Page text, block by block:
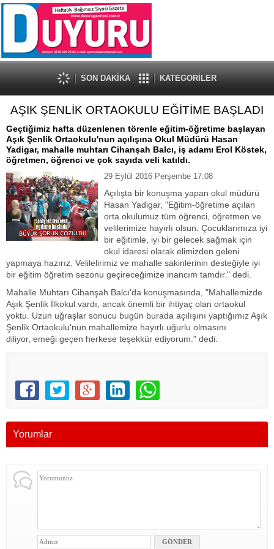
SON DAKİKA KATEGORİLER
AŞIK ŞENLİK ORTAOKULU EĞİTİME BAŞLADI
Geçtiğimiz hafta düzenlenen törenle eğitim-öğretime başlayan
Aşık Şenlik Ortaokulu'nun açılışına Okul Müdürü Hasan
Yadigar, mahalle muhtarı Cihanşah Balcı, iş adamı Erol Köstek,
öğretmen, öğrenci ve çok sayıda veli katıldı.
29 Eylül 2016 Perşembe 17:08
Açılışta bir konuşma yapan okul müdürü
Hasan Yadigar, "Eğitim-öğretime açılan
orta okulumuz tüm öğrenci, öğretmen ve
velilerimize hayırlı olsun. Çocuklarımıza iyi
bir eğitimle, iyi bir gelecek sağmak için
okul idaresi olarak elimizden geleni
yapmaya hazırız. Velilelirimiz ve mahalle sakinlerinin desteğiyle iyi
bir eğitim öğretim sezonu geçireceğimize inancım tamdır." dedi.
Mahalle Muhtarı Cihanşah Balcı'da konuşmasında, "Mahallemizde
Aşık Şenlik İlkokul vardı, ancak önemli bir ihtiyaç olan ortaokul
yoktu. Uzun uğraşlar sonucu bugün burada açılışını yaptığımız Aşık
Şenlik Ortaokulu'nun mahallemize hayırlı uğurlu olmasını
diliyor, emeği geçen herkese teşekkür ediyorum." dedi.
Yorumlar